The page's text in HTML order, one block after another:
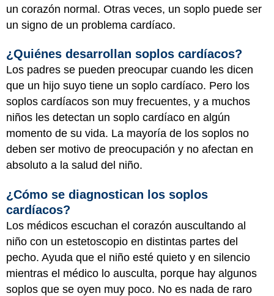
un corazón normal. Otras veces, un soplo puede ser
un signo de un problema cardíaco.
¿Quiénes desarrollan soplos cardíacos?
Los padres se pueden preocupar cuando les dicen
que un hijo suyo tiene un soplo cardíaco. Pero los
soplos cardíacos son muy frecuentes, y a muchos
niños les detectan un soplo cardíaco en algún
momento de su vida. La mayoría de los soplos no
deben ser motivo de preocupación y no afectan en
absoluto a la salud del niño.
¿Cómo se diagnostican los soplos
cardíacos?
Los médicos escuchan el corazón auscultando al
niño con un estetoscopio en distintas partes del
pecho. Ayuda que el niño esté quieto y en silencio
mientras el médico lo ausculta, porque hay algunos
soplos que se oyen muy poco. No es nada de raro